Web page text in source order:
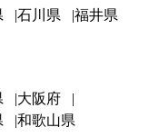
石川県 福井県
大阪府
和歌山県